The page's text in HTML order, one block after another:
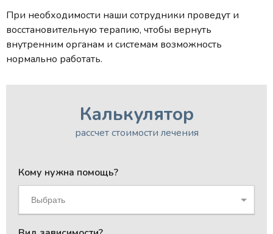
При необходимости наши сотрудники проведут и
восстановительную терапию, чтобы вернуть
внутренним органам и системам возможность
нормально работать.
Калькулятор
рассчет стоимости лечения
Кому нужна помощь?
Выбрать